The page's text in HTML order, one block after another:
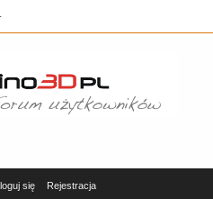
.
się Rejestracja